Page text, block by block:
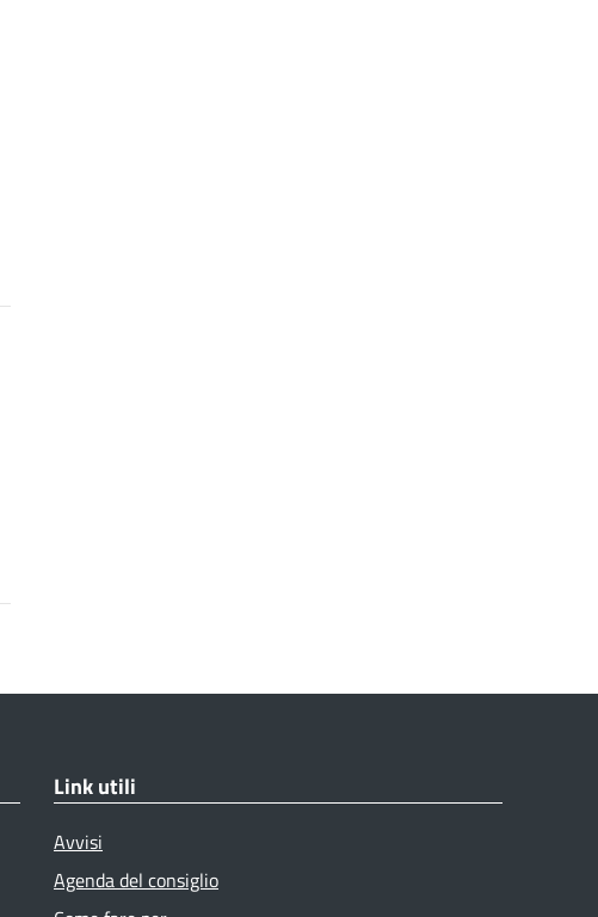
Link utili
Avvisi
Agenda del consiglio